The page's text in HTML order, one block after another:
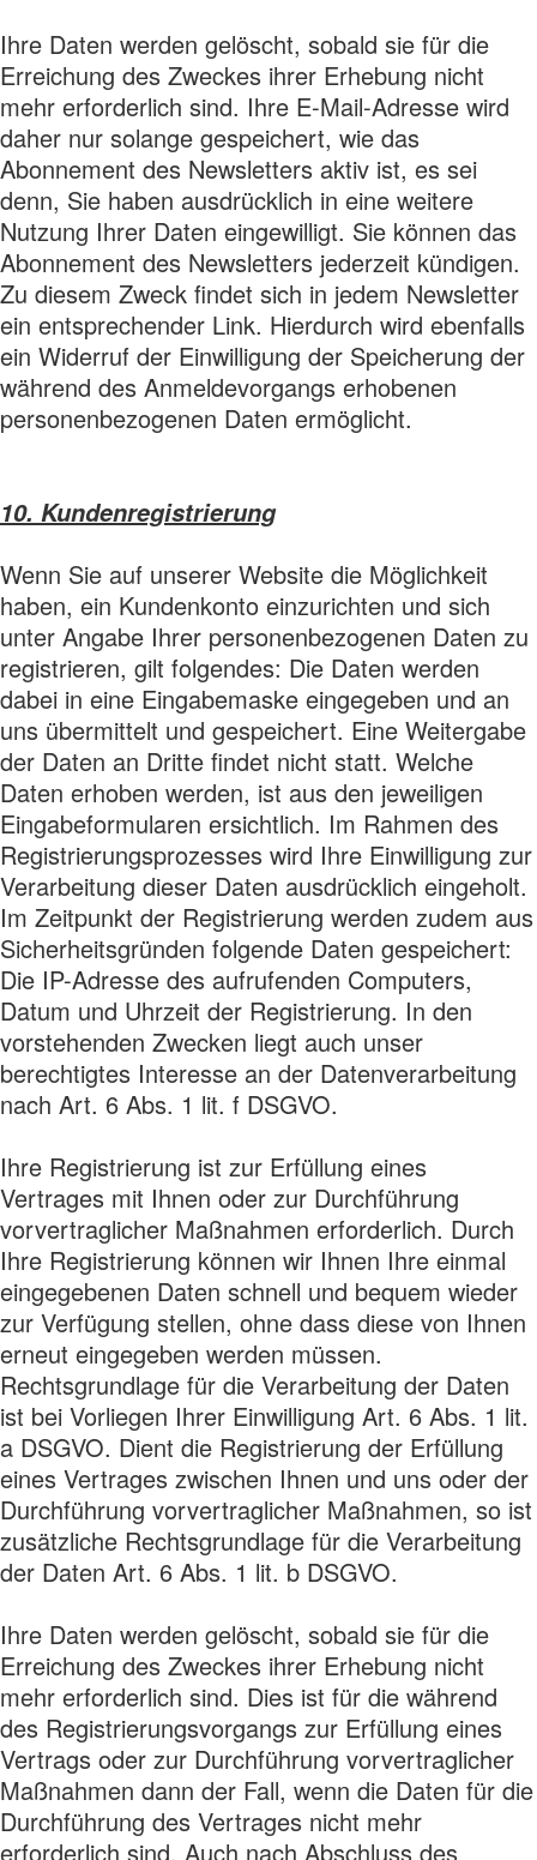
Ihre Daten werden gelöscht, sobald sie für die
Erreichung des Zweckes ihrer Erhebung nicht
mehr erforderlich sind. Ihre E-Mail-Adresse wird
daher nur solange gespeichert, wie das
Abonnement des Newsletters aktiv ist, es sei
denn, Sie haben ausdrücklich in eine weitere
Nutzung Ihrer Daten eingewilligt. Sie können das
Abonnement des Newsletters jederzeit kündigen.
Zu diesem Zweck findet sich in jedem Newsletter
ein entsprechender Link. Hierdurch wird ebenfalls
ein Widerruf der Einwilligung der Speicherung der
während des Anmeldevorgangs erhobenen
personenbezogenen Daten ermöglicht.
10. Kundenregistrierung
Wenn Sie auf unserer Website die Möglichkeit
haben, ein Kundenkonto einzurichten und sich
unter Angabe Ihrer personenbezogenen Daten zu
registrieren, gilt folgendes: Die Daten werden
dabei in eine Eingabemaske eingegeben und an
uns übermittelt und gespeichert. Eine Weitergabe
der Daten an Dritte findet nicht statt. Welche
Daten erhoben werden, ist aus den jeweiligen
Eingabeformularen ersichtlich. Im Rahmen des
Registrierungsprozesses wird Ihre Einwilligung zur
Verarbeitung dieser Daten ausdrücklich eingeholt.
Im Zeitpunkt der Registrierung werden zudem aus
Sicherheitsgründen folgende Daten gespeichert:
Die IP-Adresse des aufrufenden Computers,
Datum und Uhrzeit der Registrierung. In den
vorstehenden Zwecken liegt auch unser
berechtigtes Interesse an der Datenverarbeitung
nach Art. 6 Abs. 1 lit. f DSGVO.
Ihre Registrierung ist zur Erfüllung eines
Vertrages mit Ihnen oder zur Durchführung
vorvertraglicher Maßnahmen erforderlich. Durch
Ihre Registrierung können wir Ihnen Ihre einmal
eingegebenen Daten schnell und bequem wieder
zur Verfügung stellen, ohne dass diese von Ihnen
erneut eingegeben werden müssen.
Rechtsgrundlage für die Verarbeitung der Daten
ist bei Vorliegen Ihrer Einwilligung Art. 6 Abs. 1 lit.
a DSGVO. Dient die Registrierung der Erfüllung
eines Vertrages zwischen Ihnen und uns oder der
Durchführung vorvertraglicher Maßnahmen, so ist
zusätzliche Rechtsgrundlage für die Verarbeitung
der Daten Art. 6 Abs. 1 lit. b DSGVO.
Ihre Daten werden gelöscht, sobald sie für die
Erreichung des Zweckes ihrer Erhebung nicht
mehr erforderlich sind. Dies ist für die während
des Registrierungsvorgangs zur Erfüllung eines
Vertrags oder zur Durchführung vorvertraglicher
Maßnahmen dann der Fall, wenn die Daten für die
Durchführung des Vertrages nicht mehr
erforderlich sind. Auch nach Abschluss des